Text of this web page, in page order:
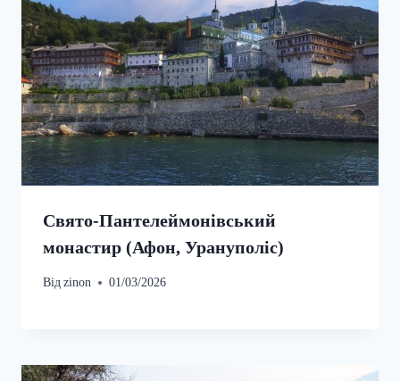
Свято-Пантелеймонівський
монастир (Афон, Урануполіс)
Відzinon 01/03/2026